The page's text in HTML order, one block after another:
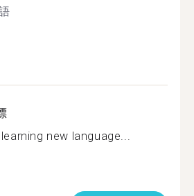
new language...